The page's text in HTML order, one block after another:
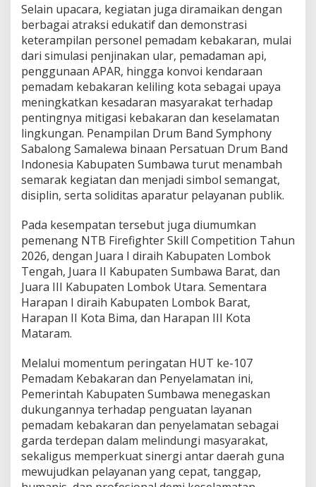
‎Selain upacara, kegiatan juga diramaikan dengan
berbagai atraksi edukatif dan demonstrasi
keterampilan personel pemadam kebakaran, mulai
dari simulasi penjinakan ular, pemadaman api,
penggunaan APAR, hingga konvoi kendaraan
pemadam kebakaran keliling kota sebagai upaya
meningkatkan kesadaran masyarakat terhadap
pentingnya mitigasi kebakaran dan keselamatan
lingkungan. Penampilan Drum Band Symphony
Sabalong Samalewa binaan Persatuan Drum Band
Indonesia Kabupaten Sumbawa turut menambah
semarak kegiatan dan menjadi simbol semangat,
disiplin, serta soliditas aparatur pelayanan publik.
Pada kesempatan tersebut juga diumumkan
pemenang NTB Firefighter Skill Competition Tahun
2026, dengan Juara I diraih Kabupaten Lombok
Tengah, Juara II Kabupaten Sumbawa Barat, dan
Juara III Kabupaten Lombok Utara. Sementara
Harapan I diraih Kabupaten Lombok Barat,
Harapan II Kota Bima, dan Harapan III Kota
Mataram.
Melalui momentum peringatan HUT ke-107
Pemadam Kebakaran dan Penyelamatan ini,
Pemerintah Kabupaten Sumbawa menegaskan
dukungannya terhadap penguatan layanan
pemadam kebakaran dan penyelamatan sebagai
garda terdepan dalam melindungi masyarakat,
sekaligus memperkuat sinergi antar daerah guna
mewujudkan pelayanan yang cepat, tanggap,